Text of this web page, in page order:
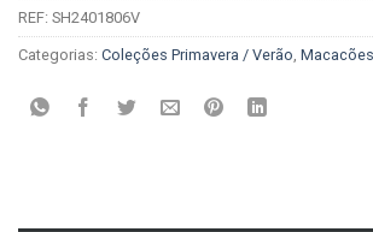
REF: SH2401806V
Categorias: Coleções Primavera / Verão, Macacões